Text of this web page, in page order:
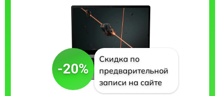
-20%
Скидка по
предварительной
записи на сайте